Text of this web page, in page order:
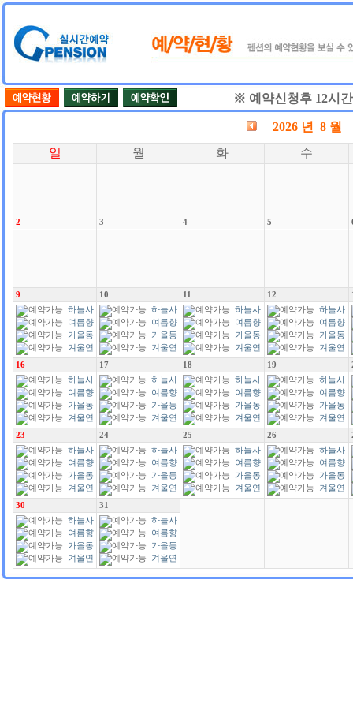
※ 예약신청후 12시
2026 년 8 월
일
월 화 수
2 3 4 5
9
하늘사
랑
여름향
기
가을동
화
겨울연
가
10
하늘사
랑
여름향
기
가을동
화
겨울연
가
11
하늘사
랑
여름향
기
가을동
화
겨울연
가
12
하늘사
랑
여름향
기
가을동
화
겨울연
가
16
하늘사
랑
여름향
기
가을동
화
겨울연
가
17
하늘사
랑
여름향
기
가을동
화
겨울연
가
18
하늘사
랑
여름향
기
가을동
화
겨울연
가
19
하늘사
랑
여름향
기
가을동
화
겨울연
가
23
하늘사
랑
여름향
기
가을동
화
겨울연
가
24
하늘사
랑
여름향
기
가을동
화
겨울연
가
25
하늘사
랑
여름향
기
가을동
화
겨울연
가
26
하늘사
랑
여름향
기
가을동
화
겨울연
가
30
하늘사
랑
여름향
기
가을동
화
겨울연
가
31
하늘사
랑
여름향
기
가을동
화
겨울연
가